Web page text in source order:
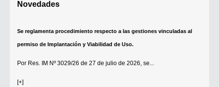
Novedades
Se reglamenta procedimiento respecto a las gestiones vinculadas al
permiso de Implantación y Viabilidad de Uso.
Por Res. IM Nº 3029/26 de 27 de julio de 2026, se...
[+]